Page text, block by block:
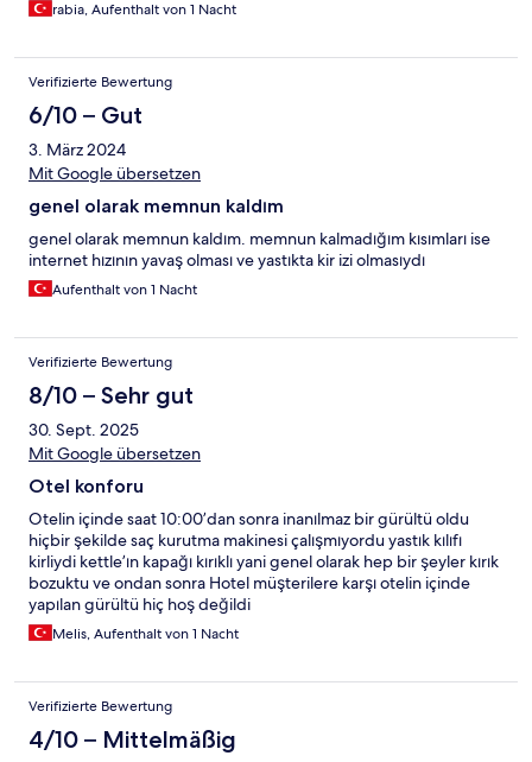
rabia, Aufenthalt von 1 Nacht
Verifizierte Bewertung
6/10 – Gut
3. März 2024
Mit Google übersetzen
genel olarak memnun kaldım
genel olarak memnun kaldım. memnun kalmadığım kısımları ise
internet hızının yavaş olması ve yastıkta kir izi olmasıydı
Aufenthalt von 1 Nacht
Verifizierte Bewertung
8/10 – Sehr gut
30. Sept. 2025
Mit Google übersetzen
Otel konforu
Otelin içinde saat 10:00’dan sonra inanılmaz bir gürültü oldu
hiçbir şekilde saç kurutma makinesi çalışmıyordu yastık kılıfı
kirliydi kettle’ın kapağı kırıklı yani genel olarak hep bir şeyler kırık
bozuktu ve ondan sonra Hotel müşterilere karşı otelin içinde
yapılan gürültü hiç hoş değildi
Melis, Aufenthalt von 1 Nacht
Verifizierte Bewertung
4/10 – Mittelmäßig